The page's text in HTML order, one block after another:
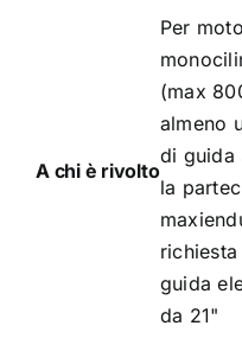
A chi è rivolto
Per
(max
almeno
di guida
la
guida
da 21"